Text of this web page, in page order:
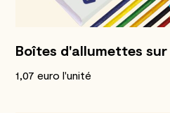
Boîtes d'allumettes sur
1,07 euro l'unité